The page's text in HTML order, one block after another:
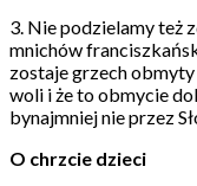
3. Nie podzielamy też
mnichów
zostaje grzech
woli i że to obmycie
bynajmniej nie przez
O chrzcie dzieci